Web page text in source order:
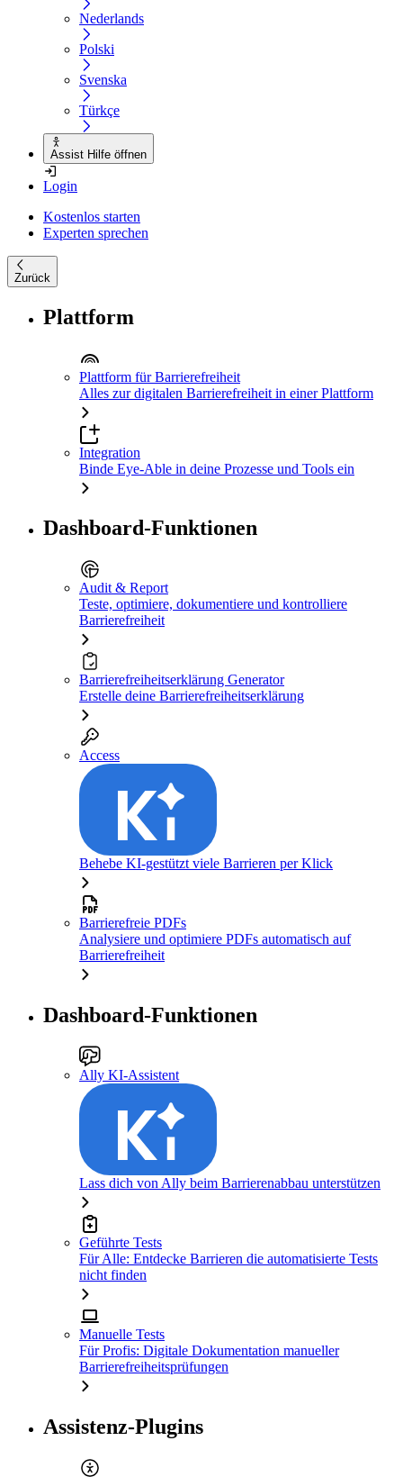
Nederlands
Polski
Svenska
Türkçe
Assist Hilfe öffnen
Login
Kostenlos starten
Experten sprechen
Zurück
Plattform
Plattform für Barrierefreiheit
Alles zur digitalen Barrierefreiheit in einer Plattform
Integration
Binde Eye-Able in deine Prozesse und Tools ein
Dashboard-Funktionen
Audit & Report
Teste, optimiere, dokumentiere und kontrolliere
Barrierefreiheit
Barrierefreiheitserklärung Generator
Erstelle deine Barrierefreiheitserklärung
Access
Behebe KI-gestützt viele Barrieren per Klick
Barrierefreie PDFs
Analysiere und optimiere PDFs automatisch auf
Barrierefreiheit
Dashboard-Funktionen
Ally KI-Assistent
Lass dich von Ally beim Barrierenabbau unterstützen
Geführte Tests
Für Alle: Entdecke Barrieren die automatisierte Tests
nicht finden
Manuelle Tests
Für Profis: Digitale Dokumentation manueller
Barrierefreiheitsprüfungen
Assistenz-Plugins